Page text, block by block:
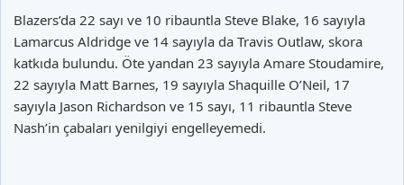
Blazers’da 22 sayı ve 10 ribauntla Steve Blake, 16 sayıyla
Lamarcus Aldridge ve 14 sayıyla da Travis Outlaw, skora
katkıda bulundu. Öte yandan 23 sayıyla Amare Stoudamire,
22 sayıyla Matt Barnes, 19 sayıyla Shaquille O’Neil, 17
sayıyla Jason Richardson ve 15 sayı, 11 ribauntla Steve
Nash’in çabaları yenilgiyi engelleyemedi.